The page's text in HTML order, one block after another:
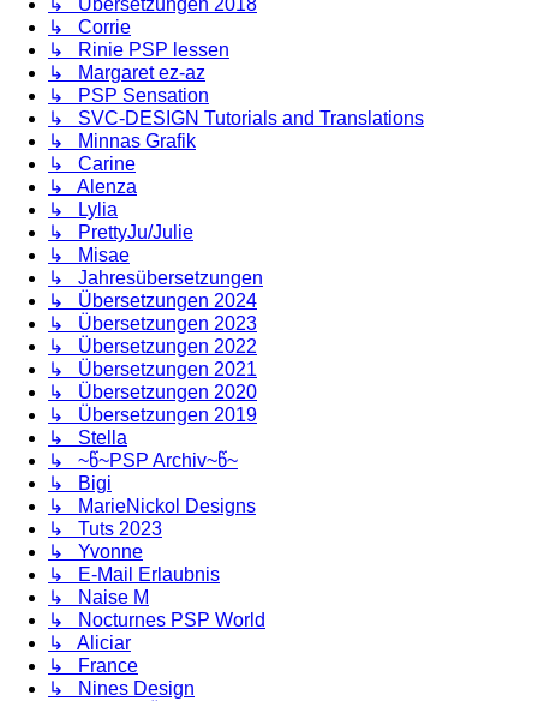
↳ Corrie
↳ Rinie PSP lessen
↳ Margaret ez-az
↳ PSP Sensation
↳ SVC-DESIGN Tutorials and Translations
↳ Minnas Grafik
↳ Carine
↳ Alenza
↳ Lylia
↳ PrettyJu/Julie
↳ Misae
↳ Jahresübersetzungen
↳ Übersetzungen 2024
↳ Übersetzungen 2023
↳ Übersetzungen 2022
↳ Übersetzungen 2021
↳ Übersetzungen 2020
↳ Übersetzungen 2019
↳ Stella
↳ ~წ~PSP Archiv~წ~
↳ Bigi
↳ MarieNickol Designs
↳ Tuts 2023
↳ Yvonne
↳ E-Mail Erlaubnis
↳ Naise M
↳ Nocturnes PSP World
↳ Aliciar
↳ France
↳ Nines Design